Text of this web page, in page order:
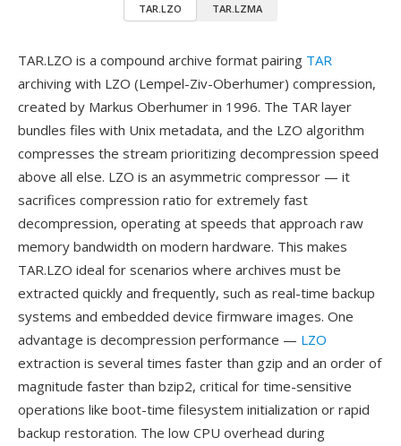
TAR.LZO TAR.LZMA
TAR.LZO is a compound archive format pairing TAR
archiving with LZO (Lempel-Ziv-Oberhumer) compression,
created by Markus Oberhumer in 1996. The TAR layer
bundles files with Unix metadata, and the LZO algorithm
compresses the stream prioritizing decompression speed
above all else. LZO is an asymmetric compressor — it
sacrifices compression ratio for extremely fast
decompression, operating at speeds that approach raw
memory bandwidth on modern hardware. This makes
TAR.LZO ideal for scenarios where archives must be
extracted quickly and frequently, such as real-time backup
systems and embedded device firmware images. One
advantage is decompression performance — LZO
extraction is several times faster than gzip and an order of
magnitude faster than bzip2, critical for time-sensitive
operations like boot-time filesystem initialization or rapid
backup restoration. The low CPU overhead during